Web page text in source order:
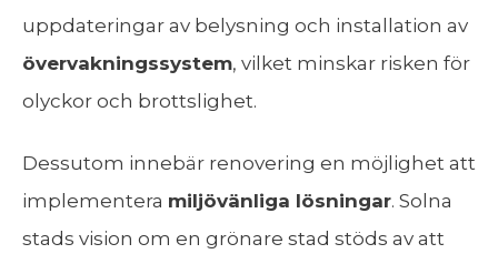
uppdateringar av belysning och installation av
övervakningssystem, vilket minskar risken för
olyckor och brottslighet.
Dessutom innebär renovering en möjlighet att
implementera miljövänliga lösningar. Solna
stads vision om en grönare stad stöds av att